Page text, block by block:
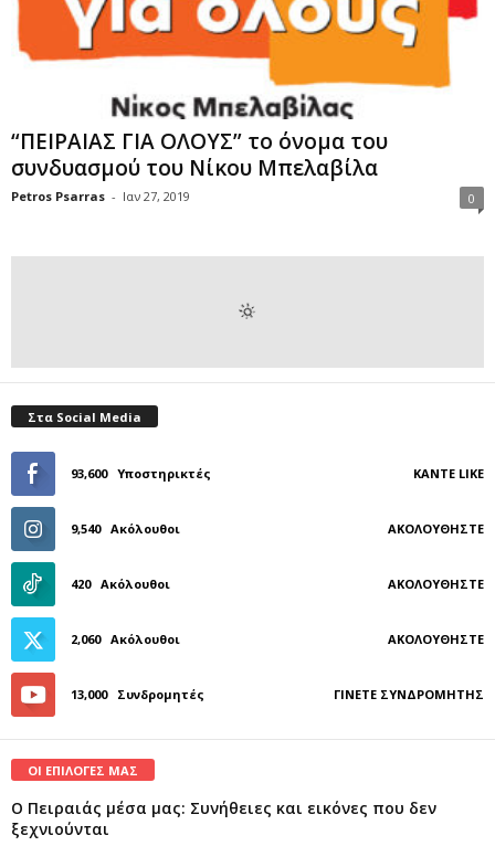
“ΠΕΙΡΑΙΑΣ ΓΙΑ ΟΛΟΥΣ” το όνομα του
συνδυασμού του Νίκου Μπελαβίλα
Petros Psarras - Ιαν 27, 2019 0
Στα Social Media
93,600 Υποστηρικτές ΚΆΝΤΕ LIKE
9,540 Ακόλουθοι ΑΚΟΛΟΥΘΉΣΤΕ
420 Ακόλουθοι ΑΚΟΛΟΥΘΉΣΤΕ
2,060 Ακόλουθοι ΑΚΟΛΟΥΘΉΣΤΕ
13,000 Συνδρομητές ΓΊΝΕΤΕ ΣΥΝΔΡΟΜΗΤΉΣ
ΟΙ ΕΠΙΛΟΓΕΣ ΜΑΣ
Ο Πειραιάς μέσα μας: Συνήθειες και εικόνες που δεν
ξεχνιούνται